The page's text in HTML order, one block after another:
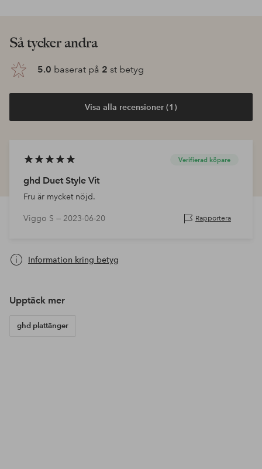
Så tycker andra
5.0 baserat på 2 st betyg
Visa alla recensioner (1)
Verifierad köpare
ghd Duet Style Vit
Fru är mycket nöjd.
Viggo S — 2023-06-20 Rapportera
Information kring betyg
Upptäck mer
ghd plattänger